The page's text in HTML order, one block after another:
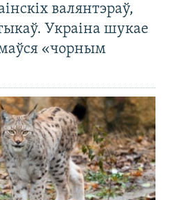
валянтэраў,
Украіна шукае
«чорным